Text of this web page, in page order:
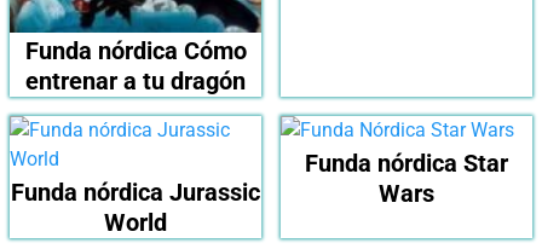
Funda nórdica Cómo
entrenar a tu dragón
Funda nórdica Jurassic
World
Funda nórdica Star
Wars